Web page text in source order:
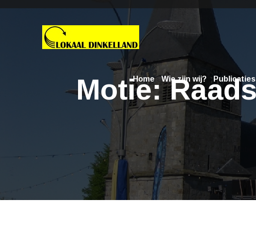
Home Wie zijn wij? Publicaties
Motie: